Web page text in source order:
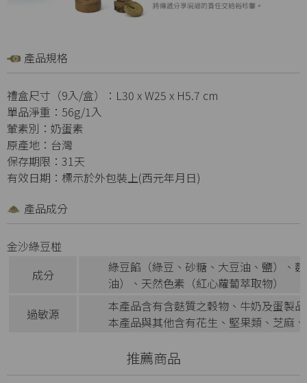
產品規格
禮盒尺寸（9入/盒）：L30 x W25 x H5.7 cm
單品淨重：56g/1入
葷素別：奶蛋素
原產地：台灣
保存期限：31天
有效日期：標示於外包裝上(西元年月日)
產品成分
金沙綠豆椪
成分
綠豆餡（綠豆、砂糖、大豆油、鹽）、
油）、天然色素（紅心蘿蔔萃取物）
過敏源
本產品含有含麩質之穀物、牛奶及蛋製
本產品與其他含有花生、堅果類、芝麻
推薦商品